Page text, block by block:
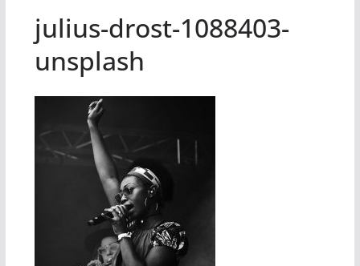
julius-drost-1088403-
unsplash